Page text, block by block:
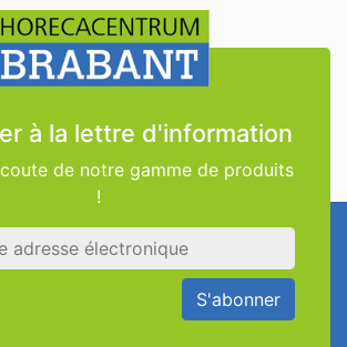
à la lettre d'information
de notre gamme de produits
!
S'abonner